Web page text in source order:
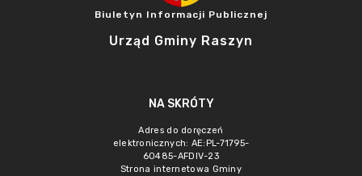
Biuletyn Informacji Publicznej
Urząd Gminy Raszyn
NA SKRÓTY
Adres do doręczeń
elektronicznych: AE:PL-71795-
60485-AFDIV-23
Strona internetowa Gminy